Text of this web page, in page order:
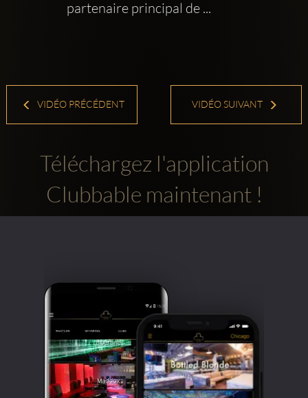
partenaire principal de ...
VIDÉO PRÉCÉDENT VIDÉO SUIVANT
Téléchargez l'application
Clubbable maintenant !